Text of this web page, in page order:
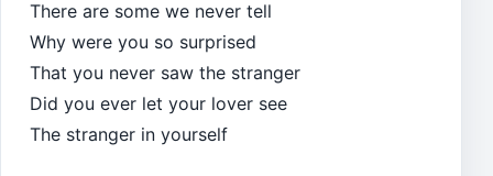
There are some we never tell
Why were you so surprised
That you never saw the stranger
Did you ever let your lover see
The stranger in yourself